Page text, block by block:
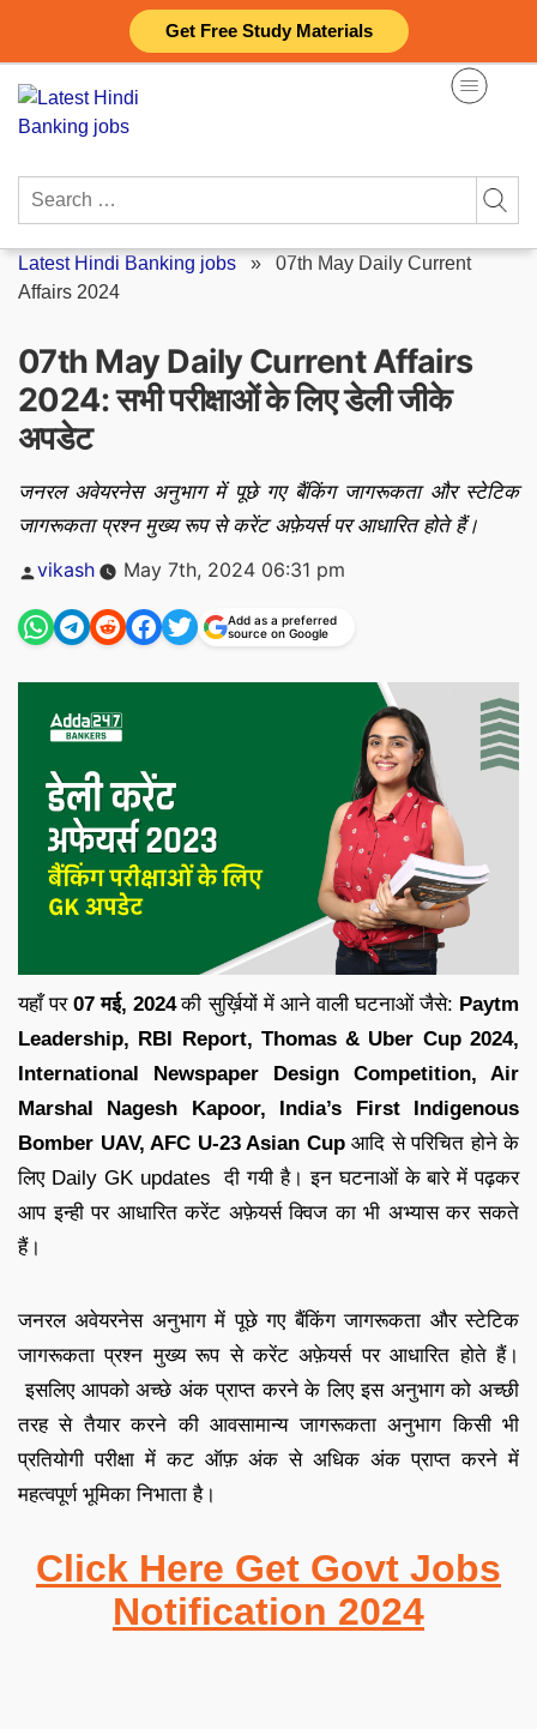
Get Free Study Materials
content
Search
Latest Hindi Banking jobs » 07th May Daily Current
Affairs 2024
07th May Daily Current Affairs
2024: सभी परीक्षाओं के लिए डेली जीके
अपडेट
जनरल अवेयरनेस अनुभाग में पूछे गए बैंकिंग जागरूकता और स्टेटिक
जागरूकता प्रश्न मुख्य रूप से करेंट अफ़ेयर्स पर आधारित होते हैं।
Posted
vikash May 7th, 2024 06:31 pm
Add as a preferred
source on Google
यहाँ पर07 मई,2024 की सुर्ख़ियों में आने वाली घटनाओं जैसे: Paytm
Leadership, RBI Report, Thomas & Uber Cup 2024,
International Newspaper Design Competition, Air
Marshal Nagesh Kapoor, India’s First Indigenous
Bomber UAV, AFC U-23 Asian Cup आदि से परिचित होने के
लिए Daily GK updates दी गयी है। इन घटनाओं के बारे में पढ़कर
आप इन्ही पर आधारित करेंट अफ़ेयर्स क्विज का भी अभ्यास कर सकते
हैं।
जनरल अवेयरनेस अनुभाग में पूछे गए बैंकिंग जागरूकता और स्टेटिक
जागरूकता प्रश्न मुख्य रूप से करेंट अफ़ेयर्स पर आधारित होते हैं।
इसलिए आपको अच्छे अंक प्राप्त करने के लिए इस अनुभाग को अच्छी
तरह से तैयार करने की आवसामान्य जागरूकता अनुभाग किसी भी
प्रतियोगी परीक्षा में कट ऑफ़ अंक से अधिक अंक प्राप्त करने में
महत्वपूर्ण भूमिका निभाता है।
Click Here Get Govt Jobs
Notification 2024